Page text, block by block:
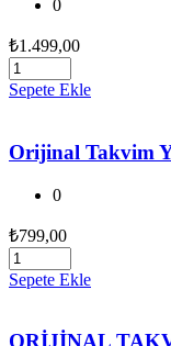
0
₺1.499,00
Sepete Ekle
Orijinal Takvim
0
₺799,00
Sepete Ekle